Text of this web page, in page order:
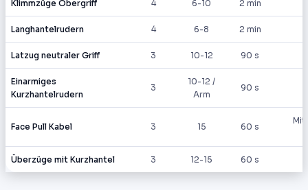
Klimmzüge Obergriff 4 6-10 2 min
Langhantelrudern 4 6-8 2 min
Latzug neutraler Griff 3 10-12 90 s
Einarmiges
Kurzhantelrudern
3
10-12 /
Arm
90 s
Face Pull Kabel 3 15 60 s
Überzüge mit Kurzhantel 3 12-15 60 s